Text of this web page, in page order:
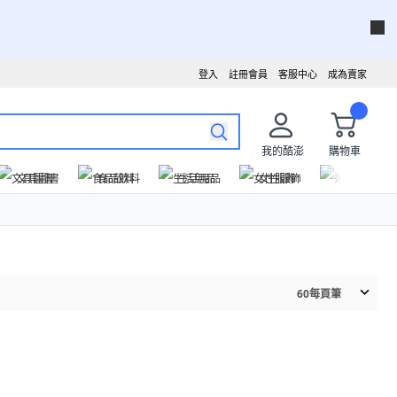
成為賣家
客服中心
註冊會員
登入
我的酷澎
購物車
文具圖書
食品飲料 生活用品 女性服飾
60每頁筆